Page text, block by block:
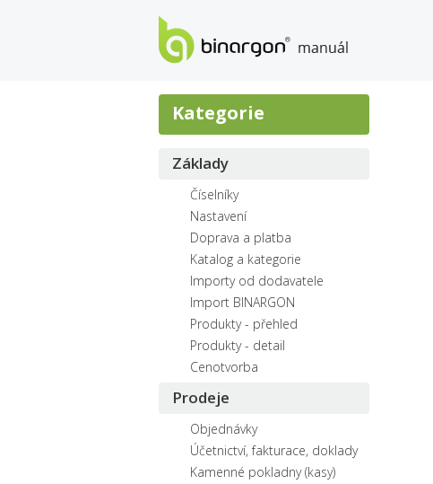
Kategorie
Základy
Číselníky
Nastavení
Doprava a platba
Katalog a kategorie
Importy od dodavatele
Import BINARGON
Produkty - přehled
Produkty - detail
Cenotvorba
Prodeje
Objednávky
Účetnictví, fakturace, doklady
Kamenné pokladny (kasy)